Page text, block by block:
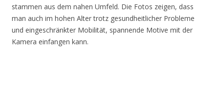
stammen aus dem nahen Umfeld. Die Fotos zeigen, dass
man auch im hohen Alter trotz gesundheitlicher Probleme
und eingeschränkter Mobilität, spannende Motive mit der
Kamera einfangen kann.